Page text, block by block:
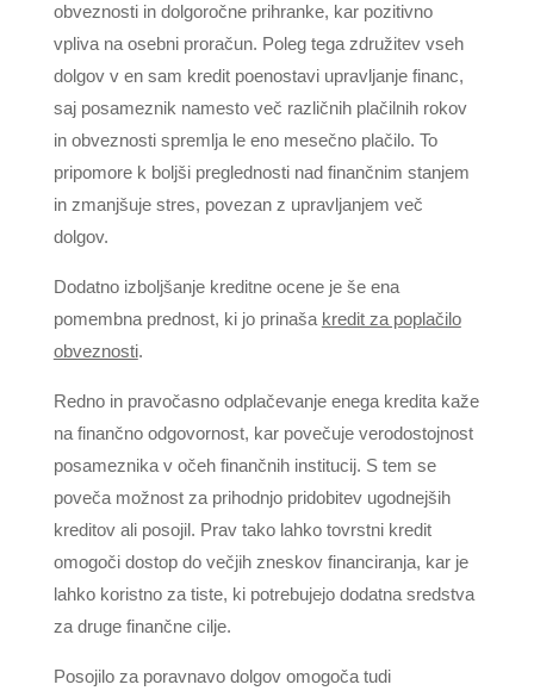
obveznosti in dolgoročne prihranke, kar pozitivno
vpliva na osebni proračun. Poleg tega združitev vseh
dolgov v en sam kredit poenostavi upravljanje financ,
saj posameznik namesto več različnih plačilnih rokov
in obveznosti spremlja le eno mesečno plačilo. To
pripomore k boljši preglednosti nad finančnim stanjem
in zmanjšuje stres, povezan z upravljanjem več
dolgov.
Dodatno izboljšanje kreditne ocene je še ena
pomembna prednost, ki jo prinaša kredit za poplačilo
obveznosti.
Redno in pravočasno odplačevanje enega kredita kaže
na finančno odgovornost, kar povečuje verodostojnost
posameznika v očeh finančnih institucij. S tem se
poveča možnost za prihodnjo pridobitev ugodnejših
kreditov ali posojil. Prav tako lahko tovrstni kredit
omogoči dostop do večjih zneskov financiranja, kar je
lahko koristno za tiste, ki potrebujejo dodatna sredstva
za druge finančne cilje.
Posojilo za poravnavo dolgov omogoča tudi